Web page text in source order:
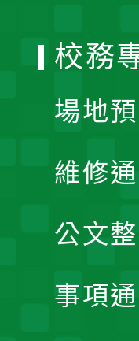
校務
場地
維修
公文
事項